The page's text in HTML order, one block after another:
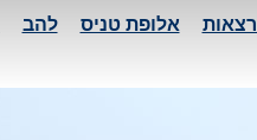
אלופת טניס להב